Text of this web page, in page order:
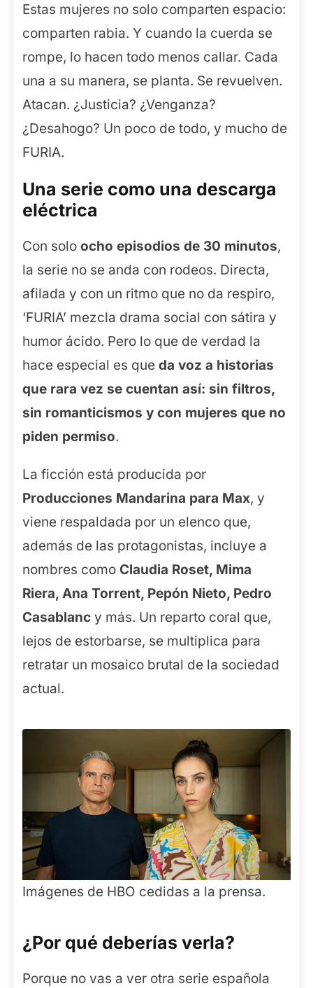
Estas mujeres no solo comparten espacio:
comparten rabia. Y cuando la cuerda se
rompe, lo hacen todo menos callar. Cada
una a su manera, se planta. Se revuelven.
Atacan. ¿Justicia? ¿Venganza?
¿Desahogo? Un poco de todo, y mucho de
FURIA.
Una serie como una descarga
eléctrica
Con solo ocho episodios de 30 minutos,
la serie no se anda con rodeos. Directa,
afilada y con un ritmo que no da respiro,
‘FURIA’ mezcla drama social con sátira y
humor ácido. Pero lo que de verdad la
hace especial es que da voz a historias
que rara vez se cuentan así: sin filtros,
sin romanticismos y con mujeres que no
piden permiso.
La ficción está producida por
Producciones Mandarina para Max, y
viene respaldada por un elenco que,
además de las protagonistas, incluye a
nombres como Claudia Roset, Mima
Riera, Ana Torrent, Pepón Nieto, Pedro
Casablanc y más. Un reparto coral que,
lejos de estorbarse, se multiplica para
retratar un mosaico brutal de la sociedad
actual.
Imágenes de HBO cedidas a la prensa.
¿Por qué deberías verla?
Porque no vas a ver otra serie española